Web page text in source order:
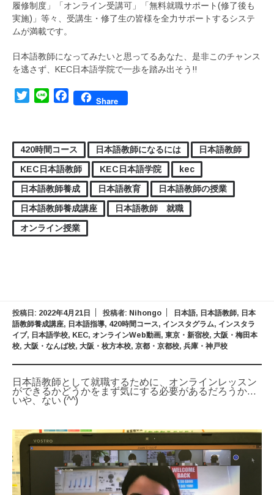
履修制度」「オンライン受講可」「無料就職サポート(修了後も
実施)」等々、受講生・修了生の皆様を全力サポートするシステ
ムが満載です。
日本語教師になってみたいと思ってるあなた、是非このチャンス
を逃さず、KEC日本語学院で一歩を踏み出そう!!
TwitterLine FacebookShare
420時間コース 日本語教師になるには
日本語教師
KEC日本語教師
KEC日本語学院
kec
日本語教師養成
日本語教育
日本語教師の授業
日本語教師養成講座
日本語教師 就職
オンライン授業
投稿日: 2022年4月21日 投稿者: Nihongo 日本語, 日本語教師, 日本
語教師養成講座, 日本語指導, 420時間コース, インスタグラム, インスタラ
イブ, 日本語学校, KEC, オンラインWeb動画, 東京・新宿校, 大阪・梅田本
校, 大阪・なんば校, 大阪・枚方本校, 京都・京都校, 兵庫・神戸校
日本語教師として就職するために、オンラインレッスン
ができるかどうかをまず気にする必要があるだろうか…
いや、ない (^^)